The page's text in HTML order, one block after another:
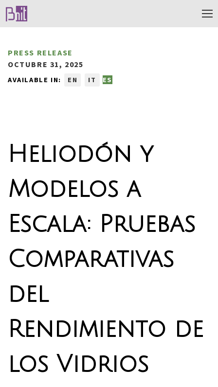
PRESS RELEASE
OCTUBRE 31, 2025
AVAILABLE IN: EN IT ES
Heliodón y
Modelos a
Escala: Pruebas
Comparativas
del
Rendimiento de
los Vidrios